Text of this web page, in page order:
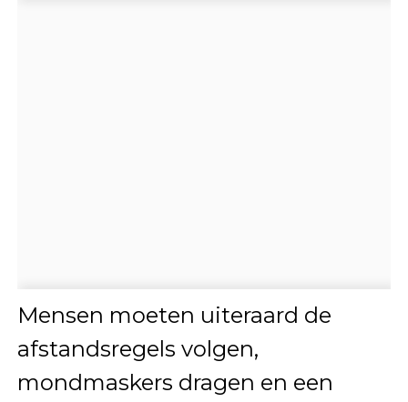
Mensen moeten uiteraard de
afstandsregels volgen,
mondmaskers dragen en een